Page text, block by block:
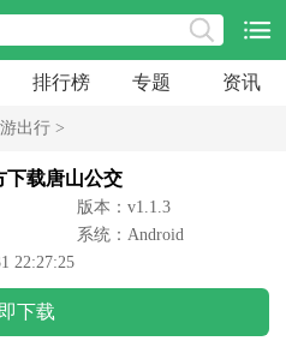
排行榜 专题 资讯
出行 >
下载唐山公交
版本：v1.1.3
系统：Android
22:27:25
下载